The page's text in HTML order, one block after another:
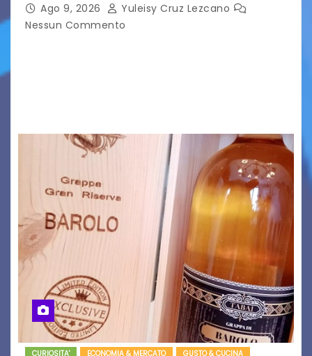
Ago 9, 2026
Yuleisy Cruz Lezcano
Nessun Commento
CURIOSITA' ECONOMIA & MERCATO GUSTO & CUCINA